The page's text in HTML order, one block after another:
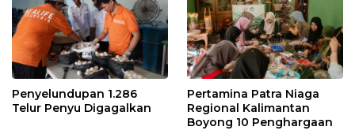
Penyelundupan 1.286
Telur Penyu Digagalkan
Pertamina Patra Niaga
Regional Kalimantan
Boyong 10 Penghargaan